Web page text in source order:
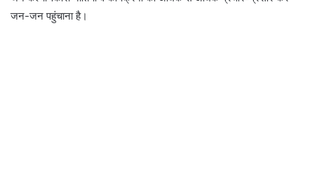
जन-जन पहुंचाना है।